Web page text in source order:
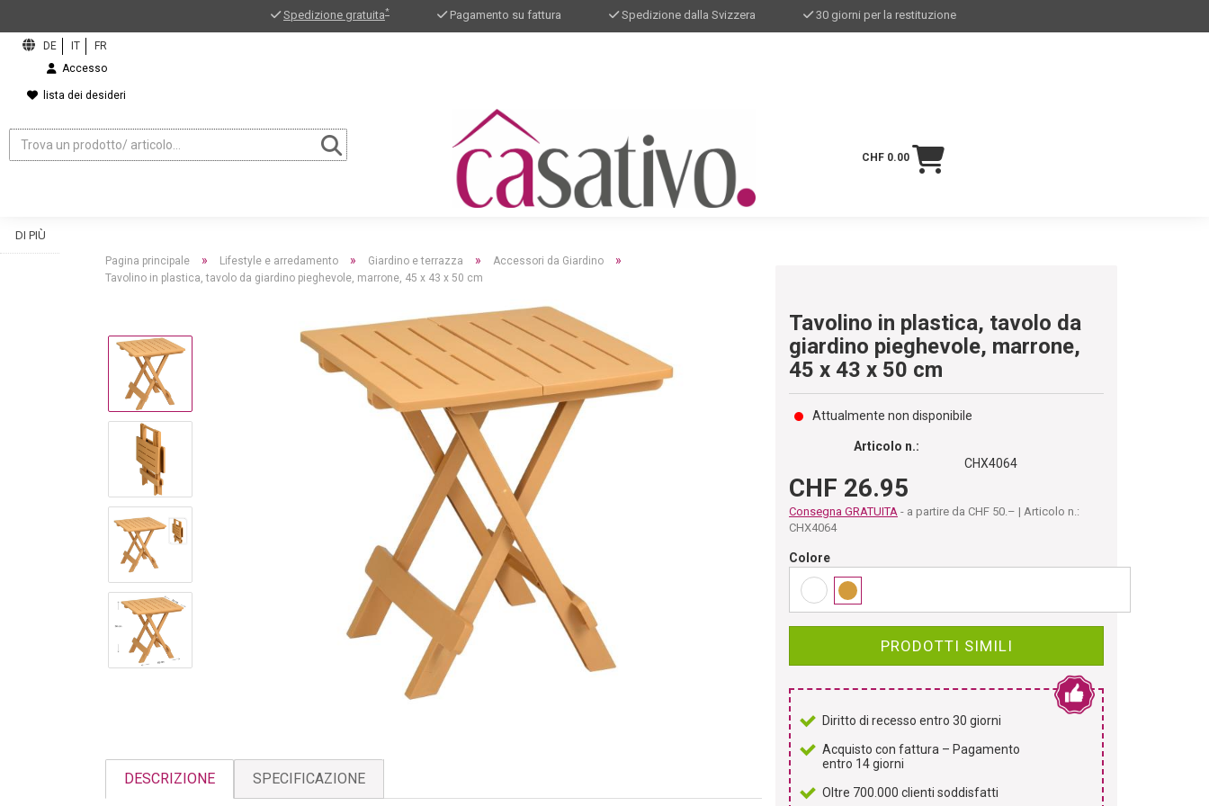
Spedizione gratuita* Pagamento su fattura Spedizione dalla Svizzera 30 giorni per la restituzione
Accesso
lista dei desideri
CHF 0.00
DI PIÙ
Pagina principale » Lifestyle e arredamento » Giardino e terrazza » Accessori da Giardino »
Tavolino in plastica, tavolo da giardino pieghevole, marrone, 45 x 43 x 50 cm
Tavolino in plastica, tavolo da
giardino pieghevole, marrone,
45 x 43 x 50 cm
Attualmente non disponibile
Articolo n.:
CHX4064
CHF 26.95
Consegna GRATUITA - a partire da CHF 50.– | Articolo n.:
CHX4064
Colore
PRODOTTI SIMILI
Diritto di recesso entro 30 giorni
Acquisto con fattura – Pagamento
entro 14 giorni
Oltre 700.000 clienti soddisfatti
DESCRIZIONE SPECIFICAZIONE